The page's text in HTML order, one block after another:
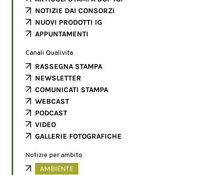
NOTIZIE DAI CONSORZI
NUOVI PRODOTTI IG
APPUNTAMENTI
Canali Qualivita
RASSEGNA STAMPA
NEWSLETTER
COMUNICATI STAMPA
WEBCAST
PODCAST
VIDEO
GALLERIE FOTOGRAFICHE
Notizie per ambito
AMBIENTE